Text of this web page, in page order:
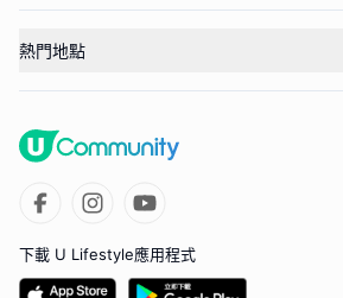
熱門地點
下載 U Lifestyle應用程式